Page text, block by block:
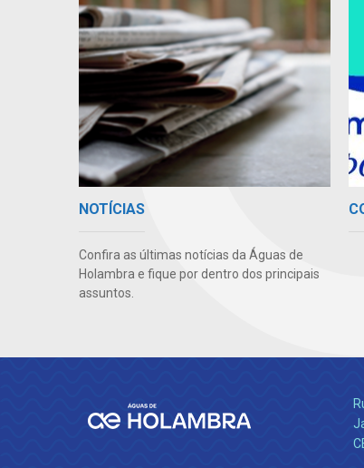
NOTÍCIAS
Confira as últimas notícias da Águas de
Holambra e fique por dentro dos principais
assuntos.